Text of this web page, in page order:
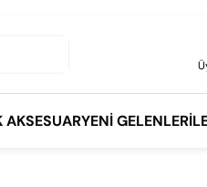
AKSESUARYENI GELENLER